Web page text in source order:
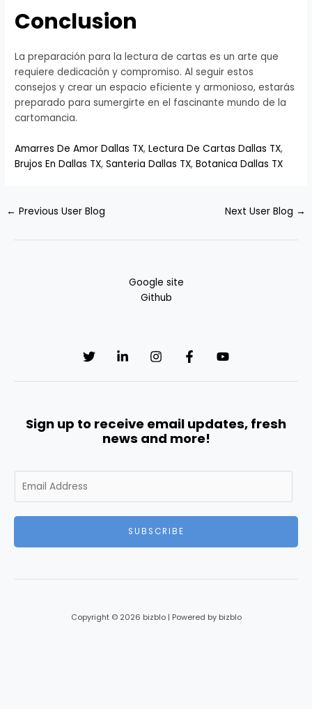
Conclusion
La preparación para la lectura de cartas es un arte que
requiere dedicación y compromiso. Al seguir estos
consejos y crear un espacio eficiente y armonioso, estarás
preparado para sumergirte en el fascinante mundo de la
cartomancia.
Amarres De Amor Dallas TX,Lectura De Cartas Dallas TX,
Brujos En Dallas TX,Santeria Dallas TX,Botanica Dallas TX
← Previous User Blog Next User Blog →
Google site
Github
Sign up to receive email updates, fresh
news and more!
m
SUBSCRIBE
Copyright © 2026 bizblo | Powered by bizblo